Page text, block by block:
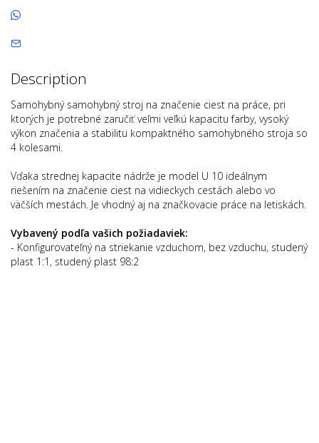
Description
Samohybný samohybný stroj na značenie ciest na práce, pri
ktorých je potrebné zaručiť veľmi veľkú kapacitu farby, vysoký
výkon značenia a stabilitu kompaktného samohybného stroja so
4 kolesami.
Vďaka strednej kapacite nádrže je model U 10 ideálnym
riešením na značenie ciest na vidieckych cestách alebo vo
väčších mestách. Je vhodný aj na značkovacie práce na letiskách.
Vybavený podľa vašich požiadaviek:
- Konfigurovateľný na striekanie vzduchom, bez vzduchu, studený
plast 1:1, studený plast 98:2